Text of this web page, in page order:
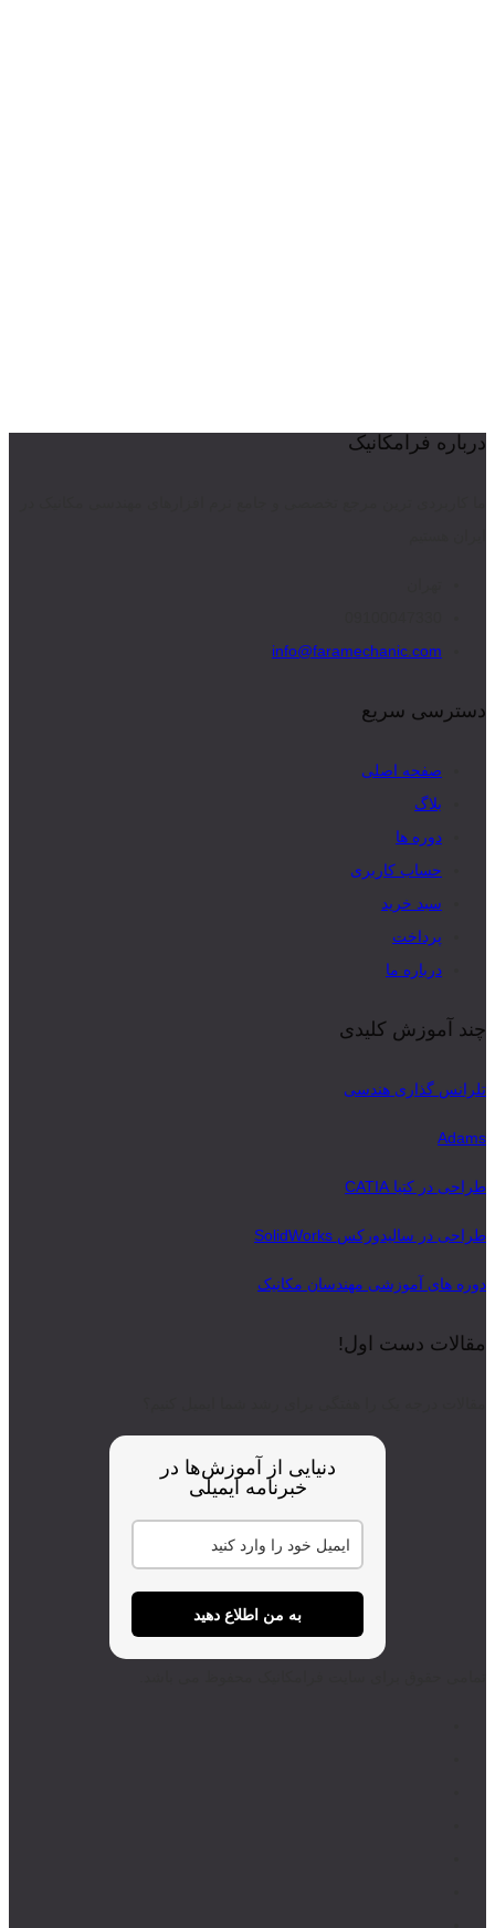
درباره فرامکانیک
info@faramechanic.com
دسترسی سریع
صفحه اصلی
بلاگ
دوره ها
حساب کاربری
سبد خرید
پرداخت
درباره ما
چند آموزش کلیدی
تلرانس گذاری هندسی
Adams
طراحی در کتیا CATIA
طراحی در سالیدورکس SolidWorks
دوره های آموزشی مهندسان مکانیک
مقالات دست اول!
دنیایی از آموزش‌ها در
خبرنامه ایمیلی
به من اطلاع دهید